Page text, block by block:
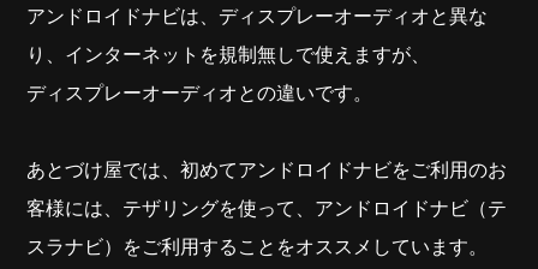
アンドロイドナビは、ディスプレーオーディオと異な
り、インターネットを規制無しで使えますが、
ディスプレーオーディオとの違いです。
あとづけ屋では、初めてアンドロイドナビをご利用のお
客様には、テザリングを使って、アンドロイドナビ（テ
スラナビ）をご利用することをオススメしています。